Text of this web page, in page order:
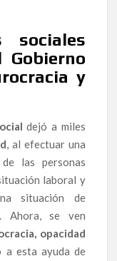
sociales
y
dejó a miles
, al efectuar una
las personas
laboral y
situación de
Ahora, se ven
opacidad
a esta ayuda de